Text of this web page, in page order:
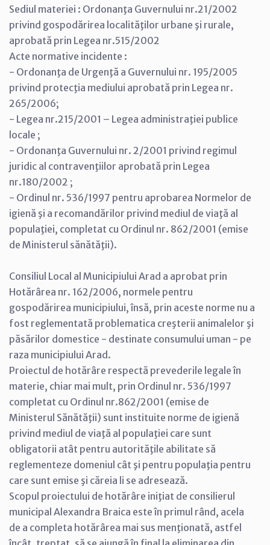
Sediul materiei : Ordonanţa Guvernului nr.21/2002
privind gospodărirea localităţilor urbane şi rurale,
aprobată prin Legea nr.515/2002
Acte normative incidente :
- Ordonanţa de Urgenţă a Guvernului nr. 195/2005
privind protecţia mediului aprobată prin Legea nr.
265/2006;
- Legea nr.215/2001 – Legea administraţiei publice
locale ;
- Ordonanţa Guvernului nr. 2/2001 privind regimul
juridic al contravenţiilor aprobată prin Legea
nr.180/2002 ;
- Ordinul nr. 536/1997 pentru aprobarea Normelor de
igienă şi a recomandărilor privind mediul de viaţă al
populaţiei, completat cu Ordinul nr. 862/2001 (emise
de Ministerul sănătăţii).
Consiliul Local al Municipiului Arad a aprobat prin
Hotărârea nr. 162/2006, normele pentru
gospodărirea municipiului, însă, prin aceste norme nu a
fost reglementată problematica creşterii animalelor şi
păsărilor domestice - destinate consumului uman - pe
raza municipiului Arad.
Proiectul de hotărâre respectă prevederile legale în
materie, chiar mai mult, prin Ordinul nr. 536/1997
completat cu Ordinul nr.862/2001 (emise de
Ministerul Sănătăţii) sunt instituite norme de igienă
privind mediul de viaţă al populaţiei care sunt
obligatorii atât pentru autorităţile abilitate să
reglementeze domeniul cât şi pentru populaţia pentru
care sunt emise şi căreia li se adresează.
Scopul proiectului de hotărâre iniţiat de consilierul
municipal Alexandra Braica este în primul rând, acela
de a completa hotărârea mai sus menţionată, astfel